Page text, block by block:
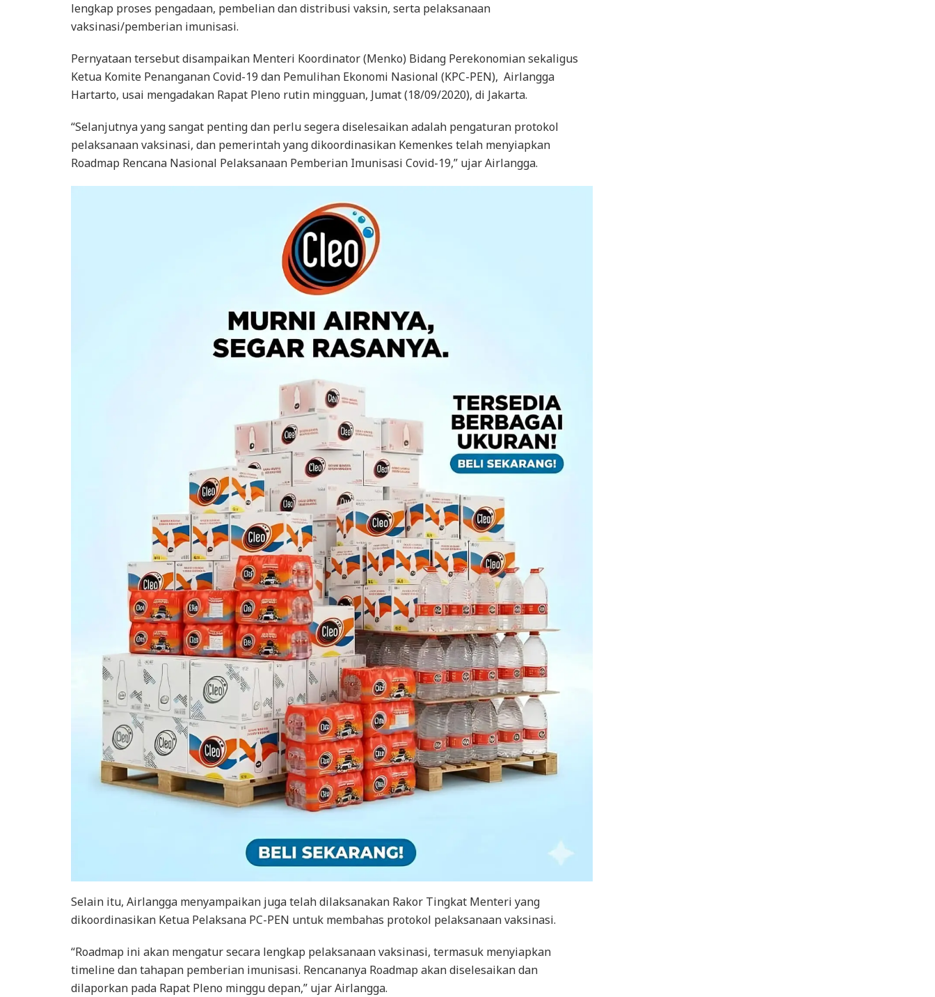
lengkap proses pengadaan, pembelian dan distribusi vaksin, serta pelaksanaan
vaksinasi/pemberian imunisasi.
Pernyataan tersebut disampaikan Menteri Koordinator (Menko) Bidang Perekonomian sekaligus
Ketua Komite Penanganan Covid-19 dan Pemulihan Ekonomi Nasional (KPC-PEN), Airlangga
Hartarto, usai mengadakan Rapat Pleno rutin mingguan, Jumat (18/09/2020), di Jakarta.
“Selanjutnya yang sangat penting dan perlu segera diselesaikan adalah pengaturan protokol
pelaksanaan vaksinasi, dan pemerintah yang dikoordinasikan Kemenkes telah menyiapkan
Roadmap Rencana Nasional Pelaksanaan Pemberian Imunisasi Covid-19,” ujar Airlangga.
Selain itu, Airlangga menyampaikan juga telah dilaksanakan Rakor Tingkat Menteri yang
dikoordinasikan Ketua Pelaksana PC-PEN untuk membahas protokol pelaksanaan vaksinasi.
“Roadmap ini akan mengatur secara lengkap pelaksanaan vaksinasi, termasuk menyiapkan
timeline dan tahapan pemberian imunisasi. Rencananya Roadmap akan diselesaikan dan
dilaporkan pada Rapat Pleno minggu depan,” ujar Airlangga.